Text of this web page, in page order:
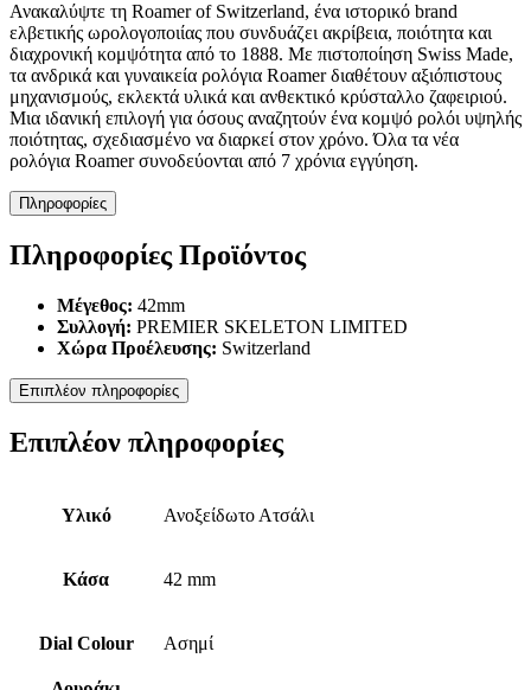
Ανακαλύψτε τη Roamer of Switzerland, ένα ιστορικό brand
ελβετικής ωρολογοποιίας που συνδυάζει ακρίβεια, ποιότητα και
διαχρονική κομψότητα από το 1888. Με πιστοποίηση Swiss Made,
τα ανδρικά και γυναικεία ρολόγια Roamer διαθέτουν αξιόπιστους
μηχανισμούς, εκλεκτά υλικά και ανθεκτικό κρύσταλλο ζαφειριού.
Μια ιδανική επιλογή για όσους αναζητούν ένα κομψό ρολόι υψηλής
ποιότητας, σχεδιασμένο να διαρκεί στον χρόνο. Όλα τα νέα
ρολόγια Roamer συνοδεύονται από 7 χρόνια εγγύηση.
Πληροφορίες
Πληροφορίες Προϊόντος
Μέγεθος: 42mm
Συλλογή: PREMIER SKELETON LIMITED
Χώρα Προέλευσης: Switzerland
Επιπλέον πληροφορίες
Επιπλέον πληροφορίες
Υλικό Ανοξείδωτο Ατσάλι
Κάσα 42 mm
Dial Colour Ασημί